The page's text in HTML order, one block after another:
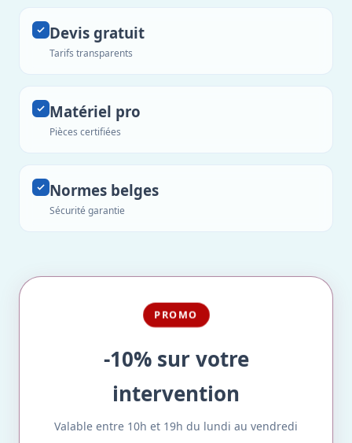
Devis gratuit
Tarifs transparents
Matériel pro
Pièces certifiées
Normes belges
Sécurité garantie
PROMO
-10% sur votre
intervention
Valable entre 10h et 19h du lundi au vendredi